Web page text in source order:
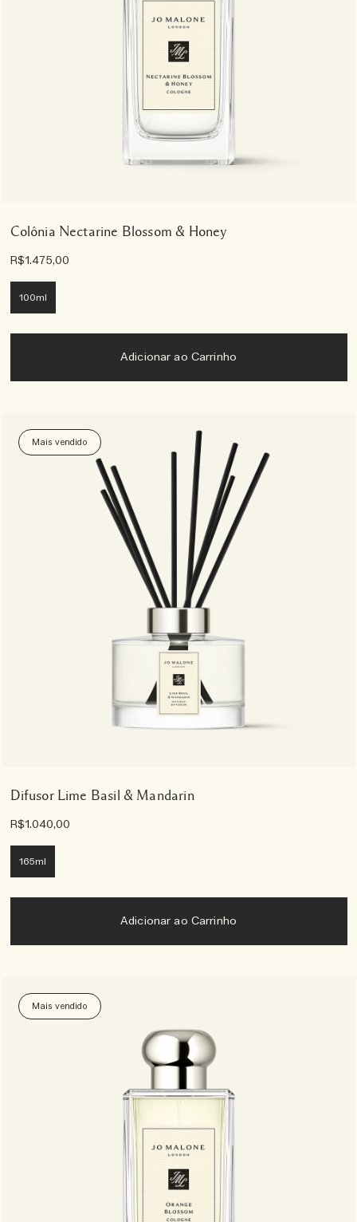
Colônia Nectarine Blossom & Honey
R$1.475,00
100ml
Adicionar ao Carrinho
Mais vendido
Difusor Lime Basil & Mandarin
R$1.040,00
165ml
Adicionar ao Carrinho
Mais vendido